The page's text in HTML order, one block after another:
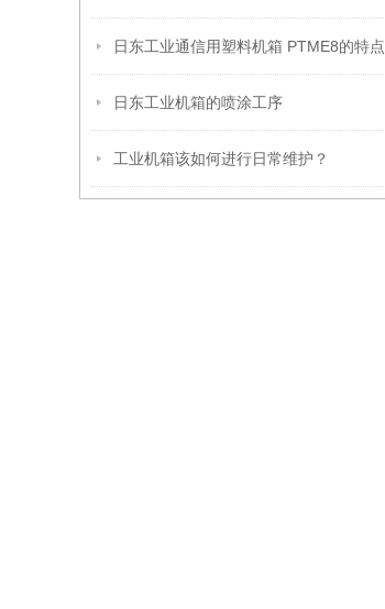
日东工业通信用塑料机箱 PTME8的特点
日东工业机箱的喷涂工序
工业机箱该如何进行日常维护？